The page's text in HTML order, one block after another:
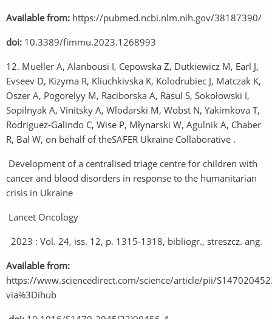
Available from: https://pubmed.ncbi.nlm.nih.gov/38187390/
doi: 10.3389/fimmu.2023.1268993
12. Mueller A, Alanbousi I, Cepowska Z, Dutkiewicz M, Earl J,
Evseev D, Kizyma R, Kliuchkivska K, Kolodrubiec J, Matczak K,
Oszer A, Pogorelyy M, Raciborska A, Rasul S, Sokołowski I,
Sopilnyak A, Vinitsky A, Wlodarski M, Wobst N, Yakimkova T,
Rodriguez-Galindo C, Wise P, Młynarski W, Agulnik A, Chaber
R, Bal W, on behalf of theSAFER Ukraine Collaborative .
Development of a centralised triage centre for children with
cancer and blood disorders in response to the humanitarian
crisis in Ukraine
Lancet Oncology
2023 : Vol. 24, iss. 12, p. 1315-1318, bibliogr., streszcz. ang.
Available from:
https://www.sciencedirect.com/science/article/pii/
via%3Dihub